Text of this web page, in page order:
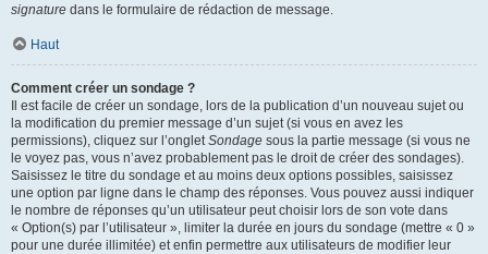
signature dans le formulaire de rédaction de message.
Haut
Comment créer un sondage ?
Il est facile de créer un sondage, lors de la publication d’un nouveau sujet ou
la modification du premier message d’un sujet (si vous en avez les
permissions), cliquez sur l’ongletSondage sous la partie message (si vous ne
le voyez pas, vous n’avez probablement pas le droit de créer des sondages).
Saisissez le titre du sondage et au moins deux options possibles, saisissez
une option par ligne dans le champ des réponses. Vous pouvez aussi indiquer
le nombre de réponses qu’un utilisateur peut choisir lors de son vote dans
« Option(s) par l’utilisateur », limiter la durée en jours du sondage (mettre « 0 »
pour une durée illimitée) et enfin permettre aux utilisateurs de modifier leur